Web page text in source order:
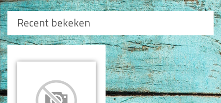
Recent bekeken